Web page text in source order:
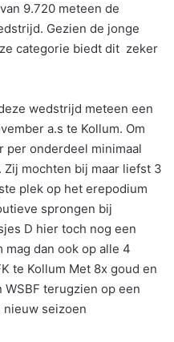
9.720 meteen de
Gezien de jonge
categorie biedt dit zeker
wedstrijd meteen een
a.s te Kollum. Om
onderdeel minimaal
mochten bij maar liefst 3
plek op het erepodium
sprongen bij
D hier toch nog een
mag dan ook op alle 4
te Kollum Met 8x goud en
WSBF terugzien op een
seizoen